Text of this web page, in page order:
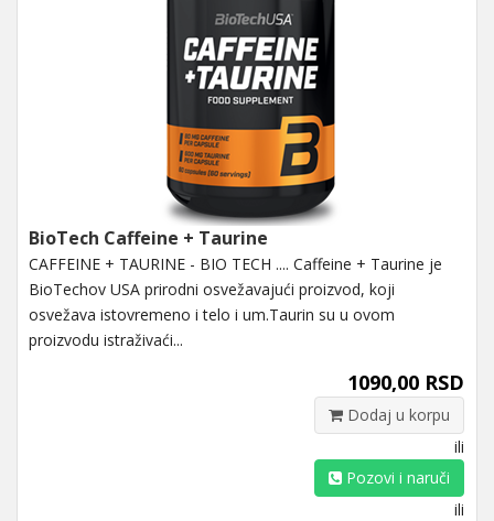
BioTech Caffeine + Taurine
CAFFEINE + TAURINE - BIO TECH .... Caffeine + Taurine je
BioTechov USA prirodni osvežavajući proizvod, koji
osvežava istovremeno i telo i um.Taurin su u ovom
proizvodu istraživaći...
1090,00 RSD
Dodaj u korpu
ili
Pozovi i naruči
ili